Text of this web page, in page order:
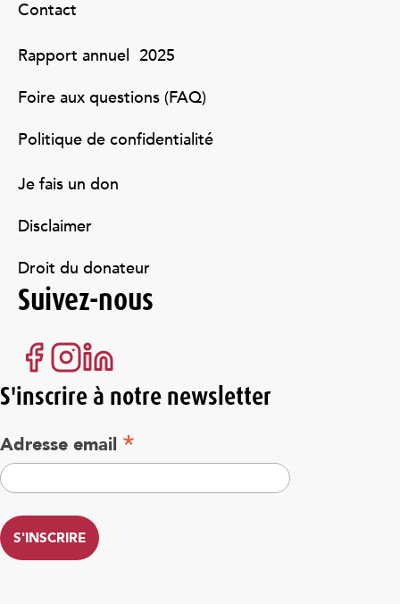
Contact
Rapport annuel 2025
Foire aux questions (FAQ)
Politique de confidentialité
Je fais un don
Disclaimer
Droit du donateur
Suivez-nous
S'inscrire à notre newsletter
Adresse email *